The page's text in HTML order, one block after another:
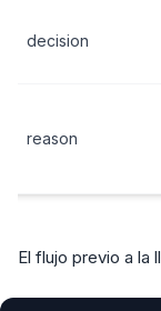
decision
reason
El flujo previo a la